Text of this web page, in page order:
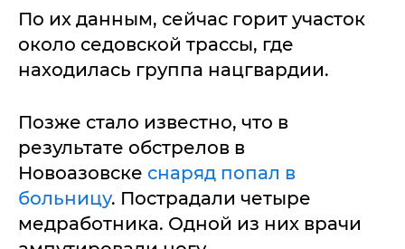
По их данным, сейчас горит участок
около седовской трассы, где
находилась группа нацгвардии.
Позже стало известно, что в
результате обстрелов в
Новоазовске снаряд попал в
больницу. Пострадали четыре
медработника. Одной из них врачи